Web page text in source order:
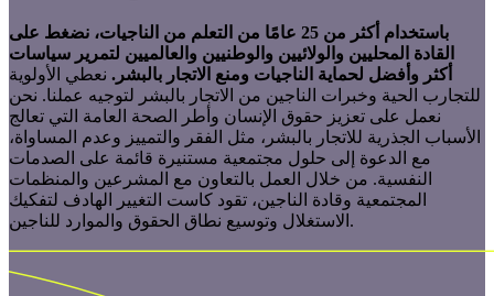
باستخدام أكثر من 25 عامًا من التعلم من الناجيات، نضغط على
القادة المحليين والولائيين والوطنيين والعالميين لتمرير سياسات
أكثر وأفضل لحماية الناجيات ومنع الاتجار بالبشر. نعطي الأولوية
للتجارب الحية وخبرات الناجين من الاتجار بالبشر لتوجيه عملنا. نحن
نعمل على تعزيز حقوق الإنسان وأطر الصحة العامة التي تعالج
الأسباب الجذرية للاتجار بالبشر، مثل الفقر والتمييز وعدم المساواة،
مع الدعوة إلى حلول مجتمعية مستنيرة قائمة على الصدمات
النفسية. من خلال العمل بالتعاون مع المشرعين والمنظمات
المجتمعية وقادة الناجين، تقود كاست التغيير الهادف لتفكيك
الاستغلال وتوسيع نطاق الحقوق والموارد للناجين.